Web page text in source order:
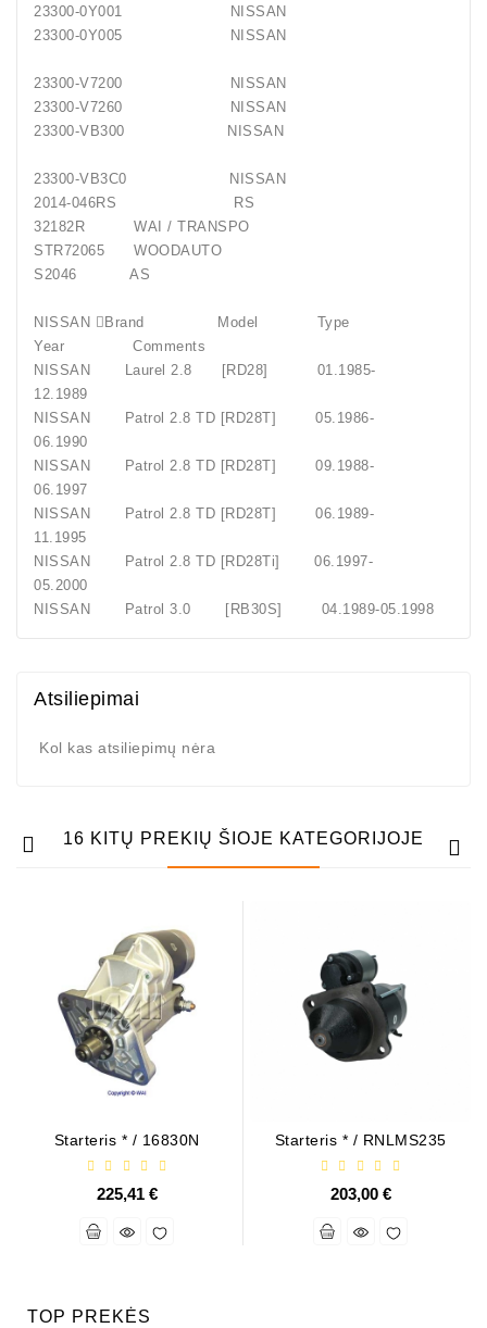
23300-0Y001 NISSAN
23300-0Y005 NISSAN
23300-V7200 NISSAN
23300-V7260 NISSAN
23300-VB300 NISSAN
23300-VB3C0 NISSAN
2014-046RS RS
32182R WAI / TRANSPO
STR72065 WOODAUTO
S2046 AS
NISSAN Brand Model Type
Year Comments
NISSAN Laurel 2.8 [RD28] 01.1985-
12.1989
NISSAN Patrol 2.8 TD [RD28T] 05.1986-
06.1990
NISSAN Patrol 2.8 TD [RD28T] 09.1988-
06.1997
NISSAN Patrol 2.8 TD [RD28T] 06.1989-
11.1995
NISSAN Patrol 2.8 TD [RD28Ti] 06.1997-
05.2000
NISSAN Patrol 3.0 [RB30S] 04.1989-05.1998
Atsiliepimai
Kol kas atsiliepimų nėra
16 KITŲ PREKIŲ ŠIOJE KATEGORIJOJE
Starteris * / 16830N
225,41 €
Starteris * / RNLMS235
203,00 €
TOP PREKĖS